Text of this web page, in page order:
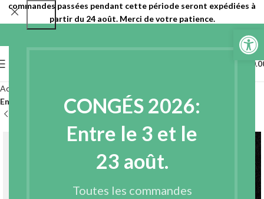
CONGÉS 2026:
Entre le 3 et le
23 août.
Toutes les commandes
Ouvrir
Accueil
Entoilages non tissés à coudre
commandes passées pendant cette période seront expédiées à
partir du 24 août. Merci de votre patience.